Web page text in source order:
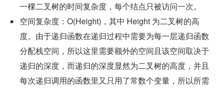
一棵二叉树的时间复杂度，每个结点只被访问一次。
空间复杂度：O(Height)，其中 Height 为二叉树的高
度。由于递归函数在递归过程中需要为每一层递归函数
分配栈空间，所以这里需要额外的空间且该空间取决于
递归的深度，而递归的深度显然为二叉树的高度，并且
每次递归调用的函数里又只用了常数个变量，所以所需